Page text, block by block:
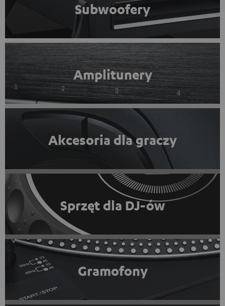
Subwoofery
Amplitunery
Akcesoria dla graczy
Sprzęt dla DJ-ów
Gramofony